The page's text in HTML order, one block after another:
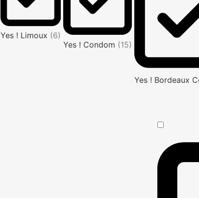
Yes ! Limoux (6)
Yes ! Condom (15)
Yes ! Bordeaux